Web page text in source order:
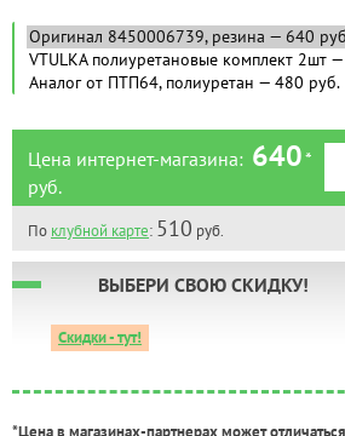
Нальчик:
Самара:
Под заказ
Тверь:
Под заказ
Тюмень:
Под заказ
Цена интернет-магазина: 640*
руб.
По клубной карте: 510 руб.
ВЫБЕРИ СВОЮ СКИДКУ!
Скидки - тут!
*Цена в магазинах-партнерах может